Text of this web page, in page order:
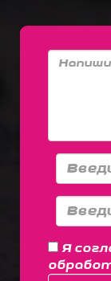
Я